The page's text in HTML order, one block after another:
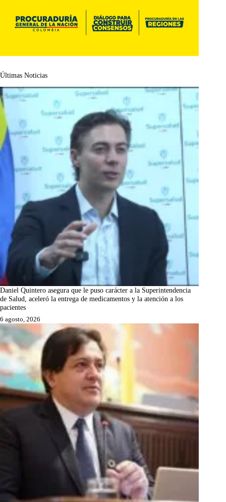
Últimas Noticias
Daniel Quintero asegura que le puso carácter a la Superintendencia
de Salud, aceleró la entrega de medicamentos y la atención a los
pacientes
6 agosto, 2026